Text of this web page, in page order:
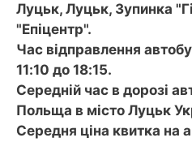
Луцьк, Луцьк, Зупинка
"Епіцентр".
Час відправлення
11:10 до 18:15.
Середній час в дорозі
Польща в місто Луцьк
Середня ціна квитка на